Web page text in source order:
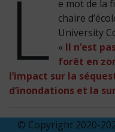
L
e mot de la
chaire
University
« Il n’est
forêt en
l’impact sur la
d’inondations et la
© Copyright 2020-